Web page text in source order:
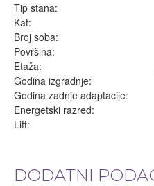
Tip stana:
Kat:
Broj soba:
Površina:
Etaža:
Godina izgradnje:
Godina zadnje adaptacije:
Energetski razred:
Lift:
DODATNI